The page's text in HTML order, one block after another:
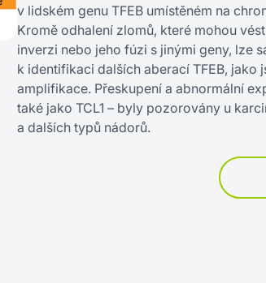
v lidském genu TFEB umístěném na
Kromě odhalení zlomů, které mohou
inverzi nebo jeho fúzi s jinými geny, lze
k identifikaci dalších aberací TFEB, jako
amplifikace. Přeskupení a abnormální
také jako TCL1 – byly pozorovány u
a dalších typů nádorů.